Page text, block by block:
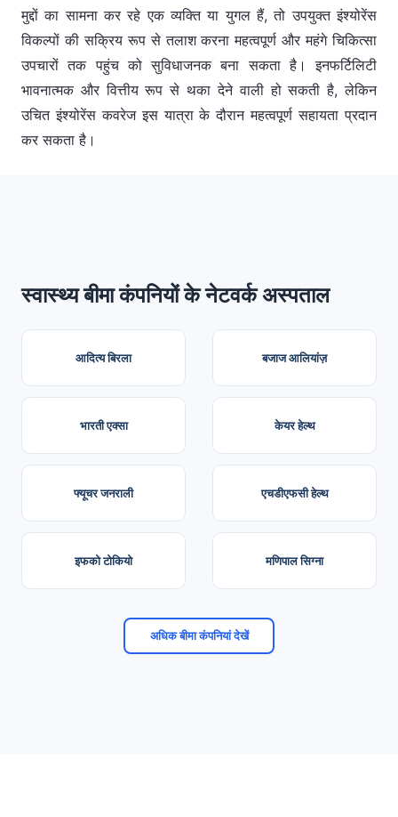
मुद्दों का सामना कर रहे एक व्यक्ति या युगल हैं, तो उपयुक्त इंश्योरेंस
विकल्पों की सक्रिय रूप से तलाश करना महत्वपूर्ण और महंगे चिकित्सा
उपचारों तक पहुंच को सुविधाजनक बना सकता है। इनफर्टिलिटी
भावनात्मक और वित्तीय रूप से थका देने वाली हो सकती है, लेकिन
उचित इंश्योरेंस कवरेज इस यात्रा के दौरान महत्वपूर्ण सहायता प्रदान
कर सकता है।
स्वास्थ्य बीमा कंपनियों के नेटवर्क अस्पताल
आदित्य बिरला बजाज आलियांज़
भारती एक्सा केयर हेल्थ
फ्यूचर जनराली एचडीएफसी हेल्थ
इफको टोकियो मणिपाल सिग्ना
अधिक बीमा कंपनियां देखें